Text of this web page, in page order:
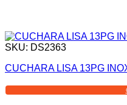
SKU: DS2363
CUCHARA LISA 13PG